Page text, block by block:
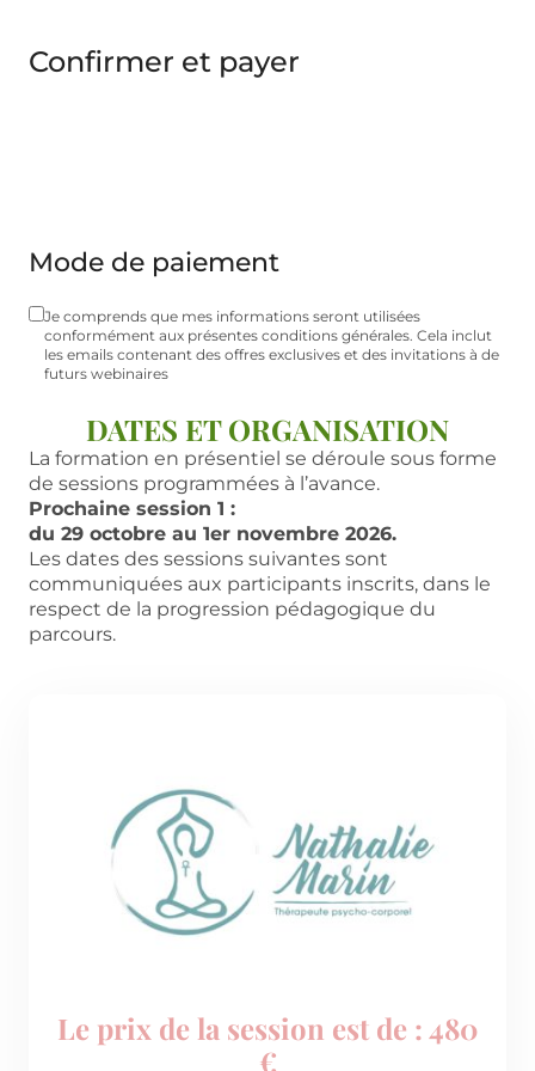
Confirmer et payer
Mode de paiement
Je comprends que mes informations seront utilisées
conformément aux présentes conditions générales. Cela inclut
les emails contenant des offres exclusives et des invitations à de
futurs webinaires
DATES ET ORGANISATION
La formation en présentiel se déroule sous forme
de sessions programmées à l’avance.
Prochaine session 1 :
du 29 octobre au 1er novembre 2026.
Les dates des sessions suivantes sont
communiquées aux participants inscrits, dans le
respect de la progression pédagogique du
parcours.
Le prix de la session est de : 480
€